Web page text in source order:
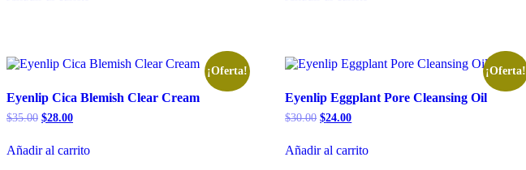
¡Oferta!
Eyenlip Cica Blemish Clear Cream
$35.00 El
original
era:
$28.00El
actual
es:
Añadir al carrito
¡Oferta!
Eyenlip Eggplant Pore Cleansing Oil
$30.00 El
original
era:
$24.00El
actual
es:
Añadir al carrito